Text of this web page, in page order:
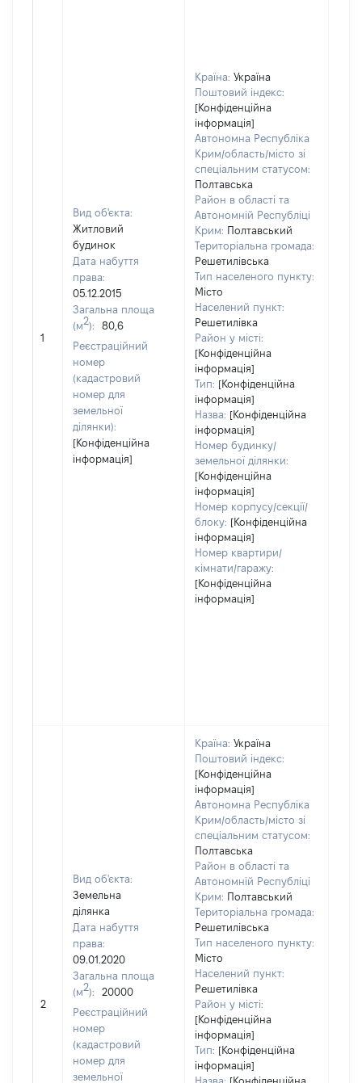
1
Вид об'єкта:
Житловий
будинок
Дата набуття
права:
05.12.2015
Загальна площа
(м2):
80,6
Реєстраційний
номер
(кадастровий
номер для
земельної
ділянки):
[Конфіденційна
інформація]
Країна: Україна
Поштовий індекс:
[Конфіденційна
інформація]
Автономна Республіка
Крим/область/місто зі
спеціальним статусом:
Полтавська
Район в області та
Автономній Республіці
Крим: Полтавський
Територіальна громада:
Решетилівська
Тип населеного пункту:
Місто
Населений пункт:
Решетилівка
Район у місті:
[Конфіденційна
інформація]
Тип: [Конфіденційна
інформація]
Назва: [Конфіденційна
інформація]
Номер будинку/
земельної ділянки:
[Конфіденційна
інформація]
Номер корпусу/секції/
блоку: [Конфіденційна
інформація]
Номер квартири/
кімнати/гаражу:
[Конфіденційна
інформація]
2
Вид об'єкта:
Земельна
ділянка
Дата набуття
права:
09.01.2020
Загальна площа
(м2):
20000
Реєстраційний
номер
(кадастровий
номер для
земельної
Країна: Україна
Поштовий індекс:
[Конфіденційна
інформація]
Автономна Республіка
Крим/область/місто зі
спеціальним статусом:
Полтавська
Район в області та
Автономній Республіці
Крим: Полтавський
Територіальна громада:
Решетилівська
Тип населеного пункту:
Місто
Населений пункт:
Решетилівка
Район у місті:
[Конфіденційна
інформація]
Тип: [Конфіденційна
інформація]
Назва: [Конфіденційна